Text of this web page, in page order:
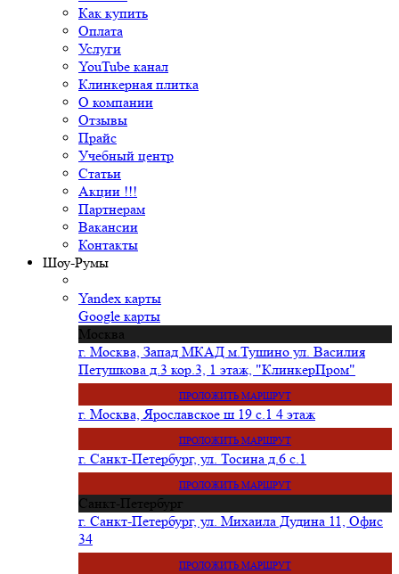
Как купить
Оплата
Услуги
YouTube канал
Клинкерная плитка
О компании
Отзывы
Прайс
Учебный центр
Статьи
Акции !!!
Партнерам
Вакансии
Контакты
Шоу-Румы
Yandex карты
Google карты
Москва
г. Москва, Запад МКАД м.Тушино ул. Василия
Петушкова д.3 кор.3, 1 этаж, "КлинкерПром"
ПРОЛОЖИТЬ МАРШРУТ
г. Москва, Ярославское ш 19 с.1 4 этаж
ПРОЛОЖИТЬ МАРШРУТ
г. Санкт-Петербург, ул. Тосина д.6 с.1
ПРОЛОЖИТЬ МАРШРУТ
Санкт-Петербург
г. Санкт-Петербург, ул. Михаила Дудина 11, Офис
34
ПРОЛОЖИТЬ МАРШРУТ